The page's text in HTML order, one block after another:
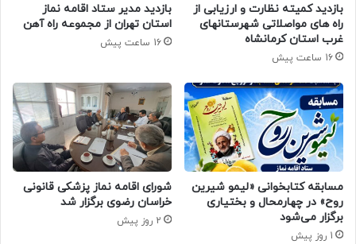
بازدید کمیته نظارت و ارزیابی از
راه های مواصلاتی شهرستانهای
غرب استان کرمانشاه
16 ساعت پیش
بازدید مدیر ستاد اقامه نماز
استان تهران از مجموعه راه آهن
16 ساعت پیش
مسابقه کتابخوانی «لیمو شیرین
روح» در چهارمحال و بختیاری
برگزار می‌شود
1 روز پیش
شورای اقامه نماز پزشکی قانونی
خراسان رضوی برگزار شد
2 روز پیش